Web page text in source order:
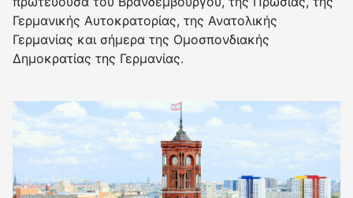
Γερμανικής Αυτοκρατορίας, της Ανατολικής
Γερμανίας και σήμερα της Ομοσπονδιακής
Δημοκρατίας της Γερμανίας.